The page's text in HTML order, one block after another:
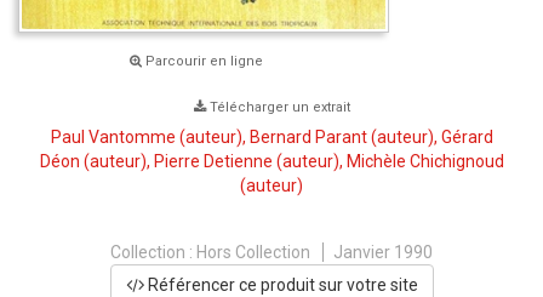
Parcourir en ligne
Télécharger un extrait
Paul Vantomme (auteur), Bernard Parant(auteur), Gérard
Déon (auteur), Pierre Detienne (auteur), Michèle Chichignoud
(auteur)
Collection : Hors Collection
Janvier 1990
Référencer ce produit sur votre site